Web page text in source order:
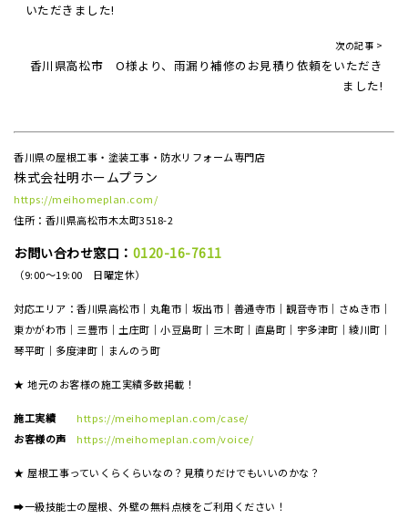
いただきました!
次の記事 >
香川県高松市 O様より、雨漏り補修のお見積り依頼をいただき
ました!
香川県の屋根工事・塗装工事・防水リフォーム専門店
株式会社明ホームプラン
https://meihomeplan.com/
住所：香川県高松市木太町3518-2
お問い合わせ窓口： 0120-16-7611
（9:00～19:00 日曜定休）
対応エリア：香川県高松市｜丸亀市｜坂出市｜善通寺市｜観音寺市｜さぬき市｜
東かがわ市｜三豊市｜土庄町｜小豆島町｜三木町｜直島町｜宇多津町｜綾川町｜
琴平町｜多度津町｜まんのう町
★ 地元のお客様の施工実績多数掲載！
施工実績
https://meihomeplan.com/case/
お客様の声
https://meihomeplan.com/voice/
★ 屋根工事っていくらくらいなの？見積りだけでもいいのかな？
➡一級技能士の屋根、外壁の無料点検をご利用ください！